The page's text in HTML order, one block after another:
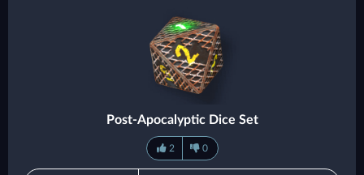
Post-Apocalyptic Dice Set
2 0